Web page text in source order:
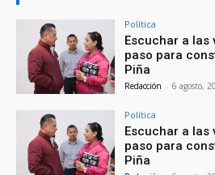
Política
Escuchar a las
paso para
Piña
Redacción - 6 agosto,
Política
Escuchar a las
paso para
Piña